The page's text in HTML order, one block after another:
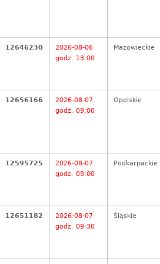
12646230
2026-08-06
godz. 13:00
Mazowieckie
12656166
2026-08-07
godz. 09:00
Opolskie
12595725
2026-08-07
godz. 09:00
Podkarpackie
12651182
2026-08-07
godz. 09:30
Śląskie